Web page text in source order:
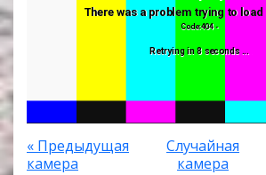
« Предыдущая
камера
Случайная
камера